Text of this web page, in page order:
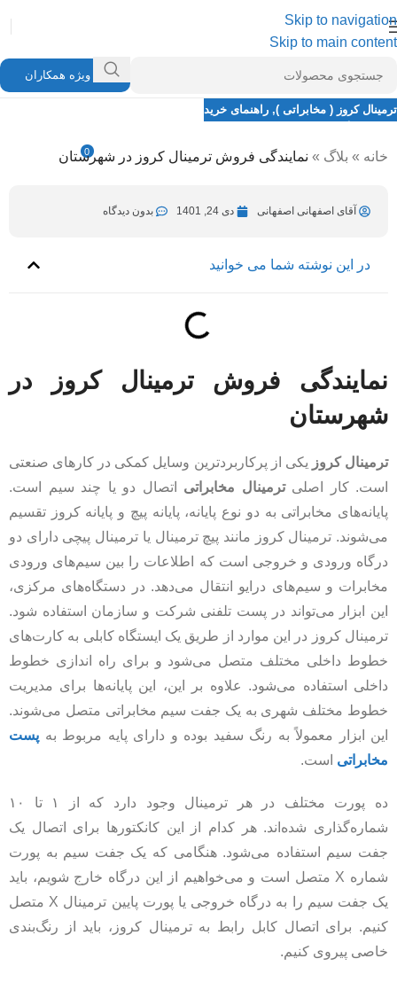
Skip to navigation
Skip to main content
ویژه همکاران
ترمینال کروز ( مخابراتی ), راهنمای خرید
آقای اصفهانی اصفهانیدی 18, 1401 در دی 24, 1401
0 خانه » بلاگ » نمایندگی فروش ترمینال کروز در شهرستان
آقای اصفهانی اصفهانی دی 24, 1401 بدون دیدگاه
در این نوشته شما می خوانید
نمایندگی فروش ترمینال کروز در
شهرستان
ترمینال کروز یکی از پرکاربردترین وسایل کمکی در کارهای صنعتی
است. کار اصلیترمینال مخابراتی اتصال دو یا چند سیم است.
پایانه‌های مخابراتی به دو نوع پایانه، پایانه پیچ و پایانه کروز تقسیم
می‌شوند. ترمینال کروز مانند پیچ ​​ترمینال یا ترمینال پیچی دارای دو
درگاه ورودی و خروجی است که اطلاعات را بین سیم‌های ورودی
مخابرات و سیم‌های درایو انتقال می‌دهد. در دستگاه‌های مرکزی،
این ابزار می‌تواند در پست تلفنی شرکت و سازمان استفاده شود.
ترمینال کروز در این موارد از طریق یک ایستگاه کابلی به کارت‌های
خطوط داخلی مختلف متصل می‌شود و برای راه اندازی خطوط
داخلی استفاده می‌شود. علاوه بر این، این پایانه‌ها برای مدیریت
خطوط مختلف شهری به یک جفت سیم مخابراتی متصل می‌شوند.
این ابزار معمولاً به رنگ سفید بوده و دارای پایه مربوط به پست
مخابراتی است.
ده پورت مختلف در هر ترمینال وجود دارد که از ۱ تا ۱۰
شماره‌گذاری شده‌اند. هر کدام از این کانکتورها برای اتصال یک
جفت سیم استفاده می‌شود. هنگامی که یک جفت سیم به پورت
شماره X متصل است و می‌خواهیم از این درگاه خارج شویم، باید
یک جفت سیم را به درگاه خروجی یا پورت پایین ترمینال X متصل
کنیم. برای اتصال کابل رابط به ترمینال کروز، باید از رنگ‌بندی
خاصی پیروی کنیم.